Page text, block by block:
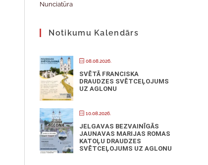
Nunciatūra
Notikumu Kalendārs
08.08.2026.
SVĒTĀ FRANCISKA
DRAUDZES SVĒTCEĻOJUMS
UZ AGLONU
10.08.2026.
JELGAVAS BEZVAINĪGĀS
JAUNAVAS MARIJAS ROMAS
KATOĻU DRAUDZES
SVĒTCEĻOJUMS UZ AGLONU